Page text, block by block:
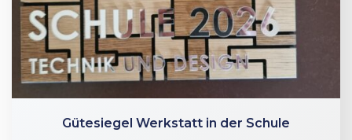
Gütesiegel Werkstatt in der Schule